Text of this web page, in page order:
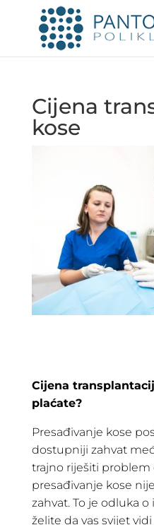
Cijena
kose
Cijena
plaćate?
Presađivanje kose
dostupniji zahvat
trajno riješiti problem
presađivanje kose
zahvat. To je odluka
želite da vas svijet